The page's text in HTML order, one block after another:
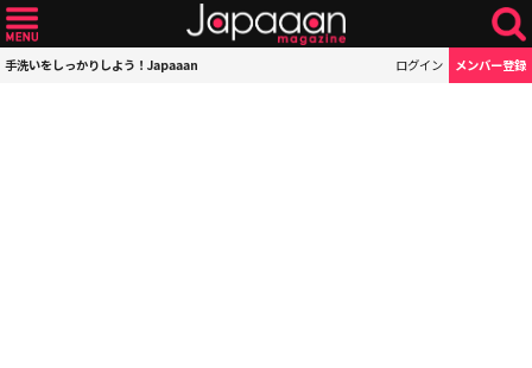
手洗いをしっかりしよう！Japaaan ログイン メンバー登録